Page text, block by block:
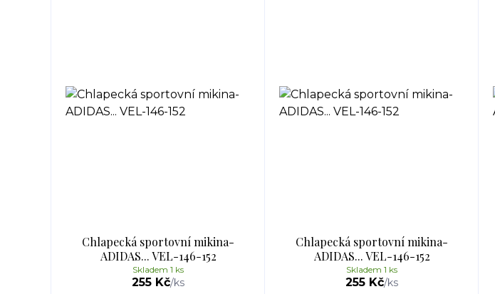
Chlapecká sportovní mikina-
ADIDAS... VEL-146-152
255 Kč/ks
Skladem 1 ks
Chlapecká sportovní mikina-
ADIDAS... VEL-146-152
255 Kč/ks
Skladem 1 ks